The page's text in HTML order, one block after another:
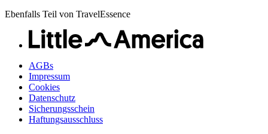
Ebenfalls Teil von TravelEssence
AGBs
Impressum
Cookies
Datenschutz
Sicherungsschein
Haftungsausschluss